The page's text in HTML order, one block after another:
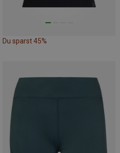
Du sparst 45%